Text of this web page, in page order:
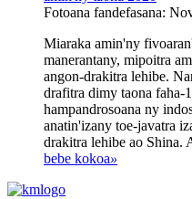
Fotoana fandefasana:
Miaraka amin'ny
manerantany, mipoitra
angon-drakitra lehibe.
drafitra dimy taona faha-
hampandrosoana ny
anatin'izany toe-javatra
drakitra lehibe ao Shina.
bebe kokoa»